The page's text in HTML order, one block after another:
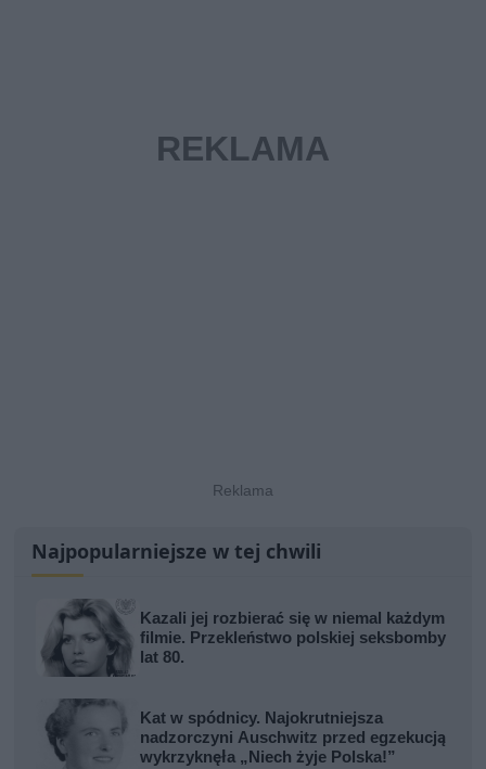
Najpopularniejsze w tej chwili
Kazali jej rozbierać się w niemal każdym
filmie. Przekleństwo polskiej seksbomby
lat 80.
Kat w spódnicy. Najokrutniejsza
nadzorczyni Auschwitz przed egzekucją
wykrzyknęła „Niech żyje Polska!”